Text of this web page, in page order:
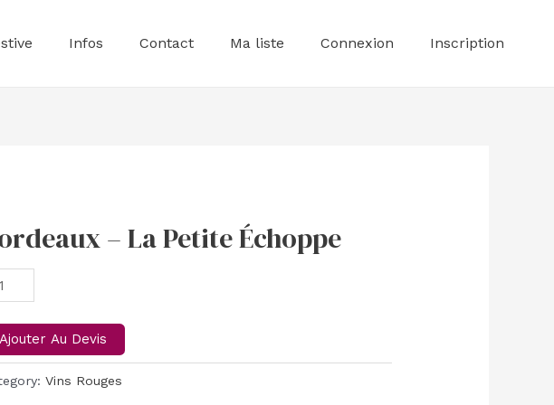
Infos Contact Ma liste Connexion Inscription
– La Petite Échoppe
Ajouter Au Devis
Vins Rouges